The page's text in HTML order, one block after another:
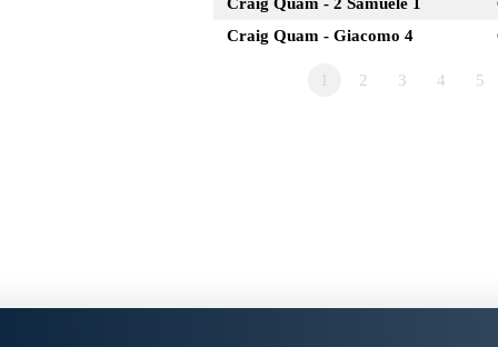
Craig Quam - Giacomo 4
2 3 4 5